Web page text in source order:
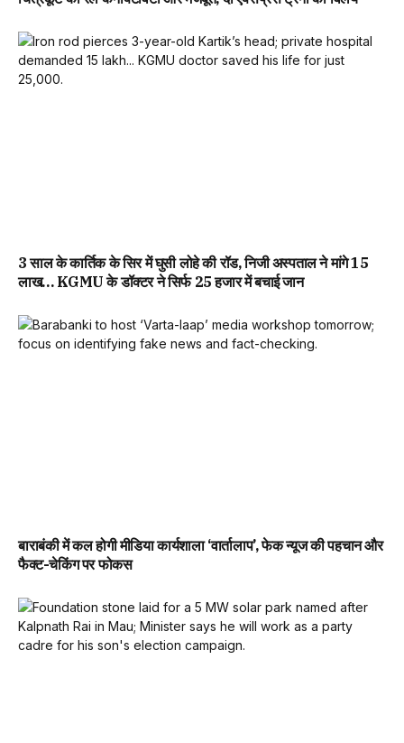
3 साल के कार्तिक के सिर में घुसी लोहे की रॉड, निजी अस्पताल ने मांगे 15
लाख… KGMU के डॉक्टर ने सिर्फ 25 हजार में बचाई जान
बाराबंकी में कल होगी मीडिया कार्यशाला ‘वार्तालाप’, फेक न्यूज की पहचान और
फैक्ट-चेकिंग पर फोकस